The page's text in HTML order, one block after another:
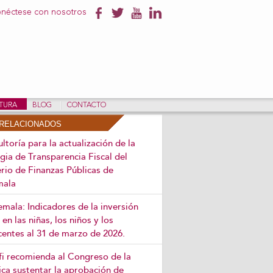
con nosotros
BLOG CONTACTO
para la actualización de la
de Transparencia Fiscal del
de Finanzas Públicas de
Indicadores de la inversión
las niñas, los niños y los
al 31 de marzo de 2026.
recomienda al Congreso de la
sustentar la aprobación de